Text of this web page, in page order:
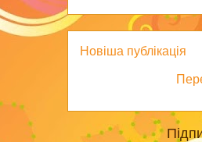
Новіша публікація